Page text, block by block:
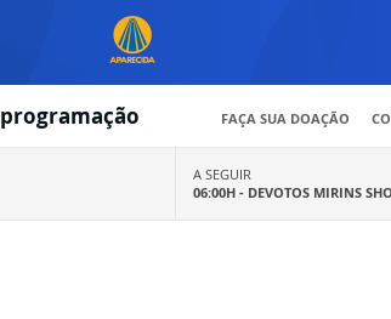
programação FAÇA SUA DOAÇÃO
A SEGUIR
06:00H - DEVOTOS MIRINS